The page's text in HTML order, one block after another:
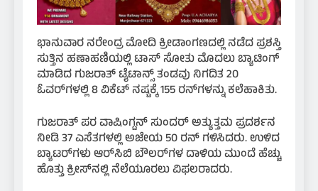
ಭಾನುವಾರ ನರೇಂದ್ರ ಮೋದಿ ಕ್ರೀಡಾಂಗಣದಲ್ಲಿ ನಡೆದ ಪ್ರಶಸ್ತಿ
ಸುತ್ತಿನ ಹಣಾಹಣಿಯಲ್ಲಿ ಟಾಸ್ ಸೋತು ಮೊದಲು ಬ್ಯಾಟಿಂಗ್
ಮಾಡಿದ ಗುಜರಾತ್ ಟೈಟಾನ್ಸ್ ತಂಡವು ನಿಗದಿತ 20
ಓವರ್‌ಗಳಲ್ಲಿ 8 ವಿಕೆಟ್ ನಷ್ಟಕ್ಕೆ 155 ರನ್‌ಗಳನ್ನು ಕಲೆಹಾಕಿತು.
ಗುಜರಾತ್ ಪರ ವಾಷಿಂಗ್ಟನ್ ಸುಂದರ್ ಅತ್ಯುತ್ತಮ ಪ್ರದರ್ಶನ
ನೀಡಿ 37 ಎಸೆತಗಳಲ್ಲಿ ಅಜೇಯ 50 ರನ್ ಗಳಿಸಿದರು. ಉಳಿದ
ಬ್ಯಾಟರ್‌ಗಳು ಆರ್‌ಸಿಬಿ ಬೌಲರ್‌ಗಳ ದಾಳಿಯ ಮುಂದೆ ಹೆಚ್ಚು
ಹೊತ್ತು ಕ್ರೀಸ್‌ನಲ್ಲಿ ನೆಲೆಯೂರಲು ವಿಫಲರಾದರು.